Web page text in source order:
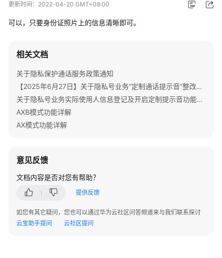
价
明
快
速
入
购
南
南
更新时间： 2022-04-20 GMT+08:00
可以，只要身份证照片上的信息清晰即可。
相关文档
关于隐私保护通话服务政策通知
【2025年6月27日】关于隐私号业务“定制通话提示音”整改的重要通知
关于隐私号业务实际使用人信息登记及开启定制提示音功能的重要通知
AXB模式功能详解
AX模式功能详解
意见反馈
文档内容是否对您有帮助？
提供反馈
如您有其它疑问，您也可以通过华为云社区问答频道来与我们联系探讨
云宝助手提问
云社区提问